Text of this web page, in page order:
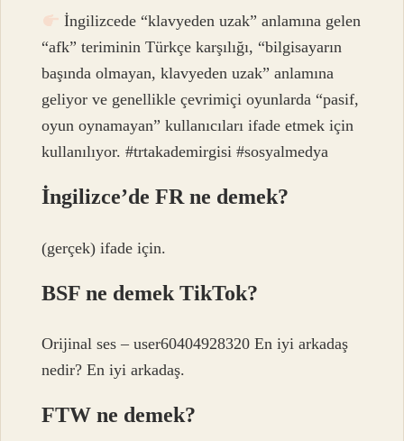
İngilizcede “klavyeden uzak” anlamına gelen
“afk” teriminin Türkçe karşılığı, “bilgisayarın
başında olmayan, klavyeden uzak” anlamına
geliyor ve genellikle çevrimiçi oyunlarda “pasif,
oyun oynamayan” kullanıcıları ifade etmek için
kullanılıyor. #trtakademirgisi #sosyalmedya
İngilizce’de FR ne demek?
(gerçek) ifade için.
BSF ne demek TikTok?
Orijinal ses – user60404928320 En iyi arkadaş
nedir? En iyi arkadaş.
FTW ne demek?